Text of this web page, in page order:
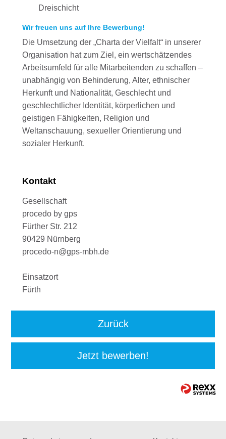
Dreischicht
Wir freuen uns auf Ihre Bewerbung!
Die Umsetzung der „Charta der Vielfalt“ in unserer
Organisation hat zum Ziel, ein wertschätzendes
Arbeitsumfeld für alle Mitarbeitenden zu schaffen –
unabhängig von Behinderung, Alter, ethnischer
Herkunft und Nationalität, Geschlecht und
geschlechtlicher Identität, körperlichen und
geistigen Fähigkeiten, Religion und
Weltanschauung, sexueller Orientierung und
sozialer Herkunft.
Kontakt
Gesellschaft
procedo by gps
Fürther Str. 212
90429 Nürnberg
procedo-n@gps-mbh.de
Einsatzort
Fürth
Zurück
Jetzt bewerben!